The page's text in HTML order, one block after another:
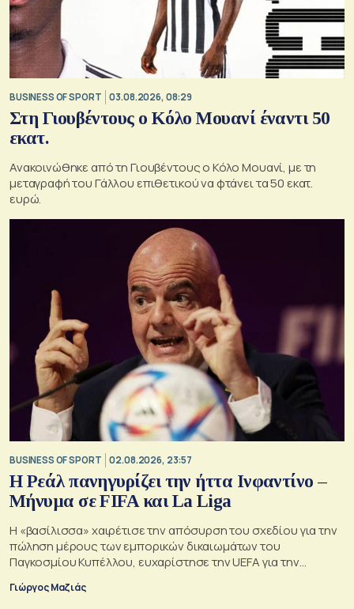
BUSINESS OF SPORT 03.08.2026, 08:29
Στη Γιουβέντους ο Κόλο Μουανί έναντι 50
εκατ.
Ανακοινώθηκε από τη Γιουβέντους ο Κόλο Μουανί, με τη
μεταγραφή του Γάλλου επιθετικού να φτάνει τα 50 εκατ.
ευρώ.
BUSINESS OF SPORT 02.08.2026, 23:57
Η Ρεάλ πανηγυρίζει την ήττα Ινφαντίνο –
Μήνυμα σε FIFA και La Liga
Η «βασίλισσα» χαιρέτισε την απόσυρση του σχεδίου για την
πώληση μέρους των εμπορικών δικαιωμάτων του
Παγκοσμίου Κυπέλλου, ευχαρίστησε την UEFA για την
πολυετή σύγκρουση για τη συμφωνία της La Liga με το
Γιώργος Μαζιάς